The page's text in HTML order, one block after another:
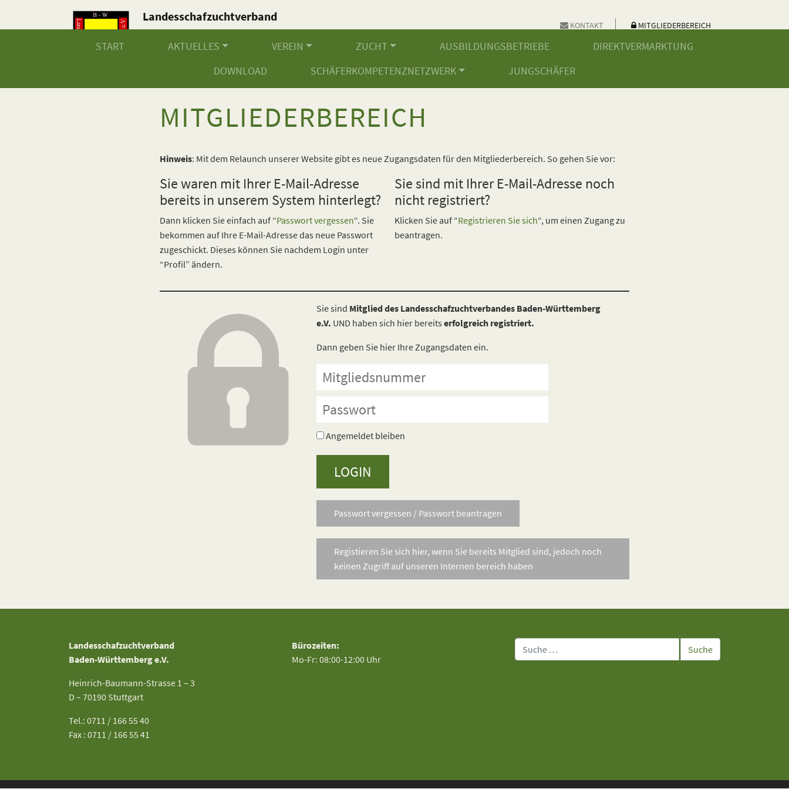
Landesschafzuchtverband
Baden-Württemberg e.V.
KONTAKT MITGLIEDERBEREICH
START AKTUELLES VEREIN ZUCHT AUSBILDUNGSBETRIEBE
DIREKTVERMARKTUNG
DOWNLOAD
SCHÄFERKOMPETENZNETZWERK JUNGSCHÄFER
MITGLIEDERBEREICH
Hinweis: Mit dem Relaunch unserer Website gibt es neue Zugangsdaten für den Mitgliederbereich. So gehen Sie vor:
Sie waren mit Ihrer E-Mail-Adresse
bereits in unserem System hinterlegt?
Dann klicken Sie einfach auf “Passwort vergessen“. Sie
bekommen auf Ihre E-Mail-Adresse das neue Passwort
zugeschickt. Dieses können Sie nachdem Login unter
“Profil” ändern.
Sie sind mit Ihrer E-Mail-Adresse noch
nicht registriert?
Klicken Sie auf “Registrieren Sie sich“, um einen Zugang zu
beantragen.
Sie sind Mitglied des Landesschafzuchtverbandes Baden-Württemberg
e.V. UND haben sich hier bereits erfolgreich registriert.
Dann geben Sie hier Ihre Zugangsdaten ein.
Angemeldet bleiben
Passwort vergessen / Passwort beantragen
Registieren Sie sich hier, wenn Sie bereits Mitglied sind, jedoch noch
keinen Zugriff auf unseren Internen bereich haben
Landesschafzuchtverband
Baden-Württemberg e.V.
Heinrich-Baumann-Strasse 1 – 3
D – 70190 Stuttgart
Tel.: 0711 / 166 55 40
Fax : 0711 / 166 55 41
Bürozeiten:
Mo-Fr: 08:00-12:00 Uhr
Suche